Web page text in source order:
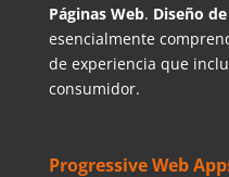
Páginas Web. Diseño de
esencialmente
de experiencia que
consumidor.
Progressive Web